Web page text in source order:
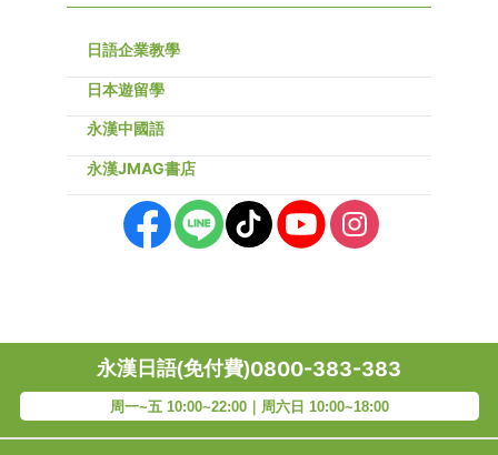
日語企業教學
日本遊留學
永漢中國語
永漢JMAG書店
永漢日語(免付費)0800-383-383
周一~五 10:00~22:00｜周六日 10:00~18:00